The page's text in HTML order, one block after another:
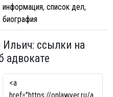
информация, список дел,
биография
ссылки на
адвокате